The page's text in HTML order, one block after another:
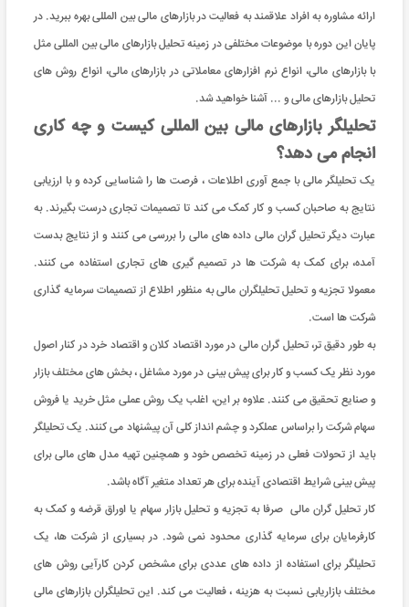
ارائه مشاوره به افراد علاقمند به فعالیت در بازارهای مالی بین المللی بهره ببرید. در
پایان این دوره با موضوعات مختلفی در زمینه تحلیل بازارهای مالی بین المللی مثل
با بازارهای مالی، انواع نرم افزارهای معاملاتی در بازارهای مالی، انواع روش های
تحلیل بازارهای مالی و ... آشنا خواهید شد.
تحلیلگر بازارهای مالی بین المللی کیست و چه کاری
انجام می دهد؟
یک تحلیلگر مالی با جمع آوری اطلاعات ، فرصت ها را شناسایی کرده و با ارزیابی
نتایج به صاحبان کسب و کار کمک می کند تا تصمیمات تجاری درست بگیرند. به
عبارت دیگر تحلیل گران مالی داده های مالی را بررسی می کنند و از نتایج بدست
آمده، برای کمک به شرکت ها در تصمیم گیری های تجاری استفاده می کنند.
معمولا تجزیه و تحلیل تحلیلگران مالی به منظور اطلاع از تصمیمات سرمایه گذاری
شرکت ها است.
به طور دقیق تر، تحلیل گران مالی در مورد اقتصاد کلان و اقتصاد خرد در کنار اصول
مورد نظر یک کسب و کار برای پیش بینی در مورد مشاغل ، بخش های مختلف بازار
و صنایع تحقیق می کنند. علاوه بر این، اغلب یک روش عملی مثل خرید یا فروش
سهام شرکت را براساس عملکرد و چشم انداز کلی آن پیشنهاد می کنند. یک تحلیلگر
باید از تحولات فعلی در زمینه تخصص خود و همچنین تهیه مدل های مالی برای
پیش بینی شرایط اقتصادی آینده برای هر تعداد متغیر آگاه باشد.
کار تحلیل گران مالی صرفا به تجزیه و تحلیل بازار سهام یا اوراق قرضه و کمک به
کارفرمایان برای سرمایه گذاری محدود نمی شود. در بسیاری از شرکت ها، یک
تحلیلگر برای استفاده از داده های عددی برای مشخص کردن کارآیی روش های
مختلف بازاریابی نسبت به هزینه ، فعالیت می کند. این تحلیلگران بازارهای مالی